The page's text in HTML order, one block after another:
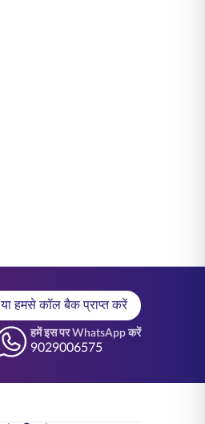
या हमसे कॉल बैक प्राप्त करें
हमें इस पर WhatsApp करें
9029006575